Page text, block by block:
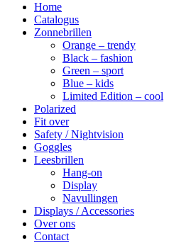
Home
Catalogus
Zonnebrillen
Orange – trendy
Black – fashion
Green – sport
Blue – kids
Limited Edition – cool
Polarized
Fit over
Safety / Nightvision
Goggles
Leesbrillen
Hang-on
Display
Navullingen
Displays / Accessories
Over ons
Contact